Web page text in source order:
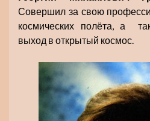
Совершил за свою
космических полёта, а
выход в открытый космос.